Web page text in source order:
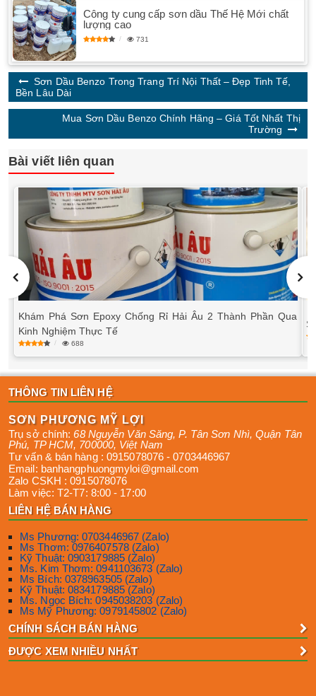
Công ty cung cấp sơn dầu Thế Hệ Mới chất
lượng cao
731
Sơn Dầu Benzo Trong Trang Trí Nội Thất – Đẹp Tinh Tế,
Bền Lâu Dài
Mua Sơn Dầu Benzo Chính Hãng – Giá Tốt Nhất Thị
Trường
Bài viết liên quan
Khám Phá Sơn Epoxy Chống Rỉ Hải Âu 2 Thành Phần Qua
Kinh Nghiệm Thực Tế
688
THÔNG TIN LIÊN HỆ
SƠN PHƯƠNG MỸ LỢI
Trụ sở chính:68 Nguyễn Văn Săng, P. Tân Sơn Nhì,Quận Tân
Phú, TP HCM, 700000, Việt Nam
Tư vấn & bán hàng : 0915078076 -0703446967
Email: banhangphuongmyloi@gmail.com
Zalo CSKH :0915078076
Làm việc: T2-T7: 8:00 - 17:00
LIÊN HỆ BÁN HÀNG
Ms Phương: 0703446967 (Zalo)
Ms Thơm: 0976407578 (Zalo)
Kỹ Thuật: 0903179885 (Zalo)
Ms. Kim Thơm: 0941103673 (Zalo)
Ms Bích: 0378963505 (Zalo)
Kỹ Thuật: 0834179885 (Zalo)
Ms. Ngọc Bích: 0945038203 (Zalo)
Ms Mỹ Phương: 0979145802 (Zalo)
CHÍNH SÁCH BÁN HÀNG
ĐƯỢC XEM NHIỀU NHẤT